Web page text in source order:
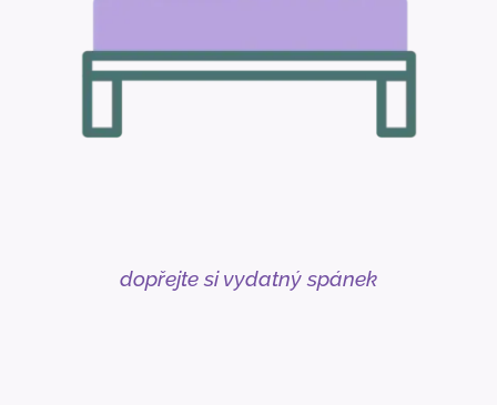
dopřejte si vydatný spánek